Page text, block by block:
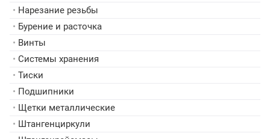
• Нарезание резьбы
• Бурение и расточка
• Винты
• Системы хранения
• Тиски
• Подшипники
• Щетки металлические
• Штангенциркули